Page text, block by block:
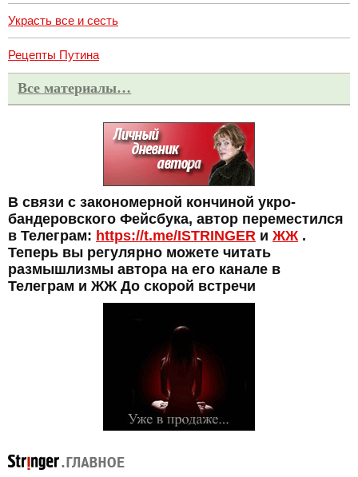
Украсть все и сесть
Рецепты Путина
Все материалы…
В связи с закономерной кончиной укро-
бандеровского Фейсбука, автор переместился
в Телеграм: https://t.me/ISTRINGER и ЖЖ .
Теперь вы регулярно можете читать
размышлизмы автора на его канале в
Телеграм и ЖЖ До скорой встречи